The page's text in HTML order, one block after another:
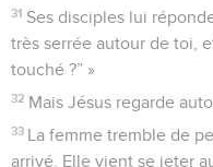
31 Ses disciples lui
très serrée autour de toi,
touché ?” »
32 Mais Jésus regarde
33 La femme tremble de
arrivé. Elle vient se jeter